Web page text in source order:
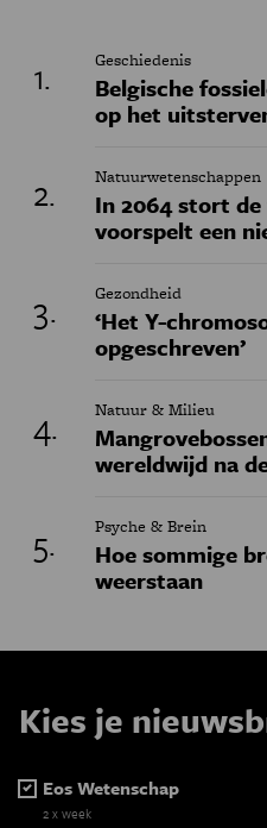
Geschiedenis
Belgische
op het
Natuurwetenschappen
In 2064 stort
voorspelt een
Gezondheid
‘Het Y-
opgeschreven’
Natuur & Milieu
wereldwijd na
Psyche & Brein
Hoe sommige
weerstaan
Kies je
Eos Wetenschap
2 x week